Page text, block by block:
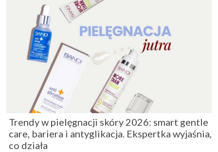
Trendy w pielęgnacji skóry 2026: smart gentle
care, bariera i antyglikacja. Ekspertka wyjaśnia,
co działa